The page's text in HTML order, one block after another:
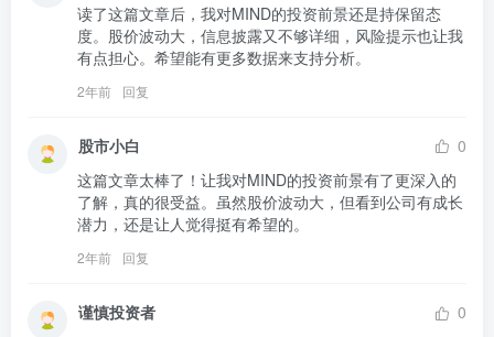
读了这篇文章后，我对MIND的投资前景还是持保留态
度。股价波动大，信息披露又不够详细，风险提示也让我
有点担心。希望能有更多数据来支持分析。
2年前 回复
股市小白
0
这篇文章太棒了！让我对MIND的投资前景有了更深入的
了解，真的很受益。虽然股价波动大，但看到公司有成长
潜力，还是让人觉得挺有希望的。
2年前 回复
谨慎投资者
0